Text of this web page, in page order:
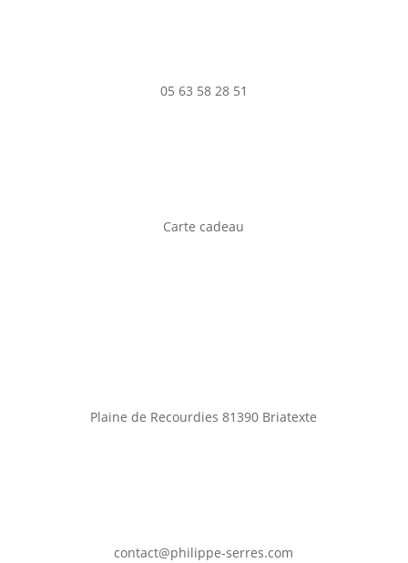
05 63 58 28 51
Carte cadeau
Plaine de Recourdies81390 Briatexte
contact@philippe-serres.com